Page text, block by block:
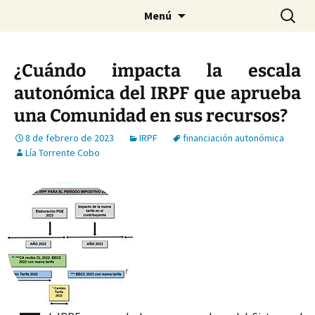
Menú Buscar:
¿Cuándo impacta la escala
autonómica del IRPF que aprueba
una Comunidad en sus recursos?
8 de febrero de 2023 IRPF
financiación autonómica
Lía Torrente Cobo